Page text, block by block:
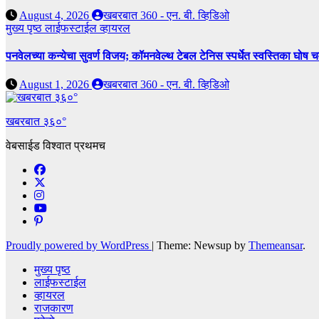
August 4, 2026
खबरबात 360 - एन. बी. व्हिडिओ
मुख्य पृष्ठलाईफस्टाईलव्हायरल
पनवेलच्या कन्येचा सुवर्ण विजय; कॉमनवेल्थ टेबल टेनिस स्पर्धेत स्वस्तिका घोष
August 1, 2026 खबरबात 360 - एन. बी. व्हिडिओ
खबरबात ३६०°
वेबसाईड विश्वात प्रथमच
Proudly powered by WordPress | Theme: Newsup by Themeansar.
मुख्य पृष्ठ
लाईफस्टाईल
व्हायरल
राजकारण